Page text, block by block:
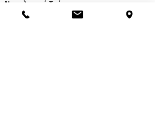
Νοσηλευτικά Τμήματα
Χειμερινό ωράριο: 11.00-13.00
17.30-19.30